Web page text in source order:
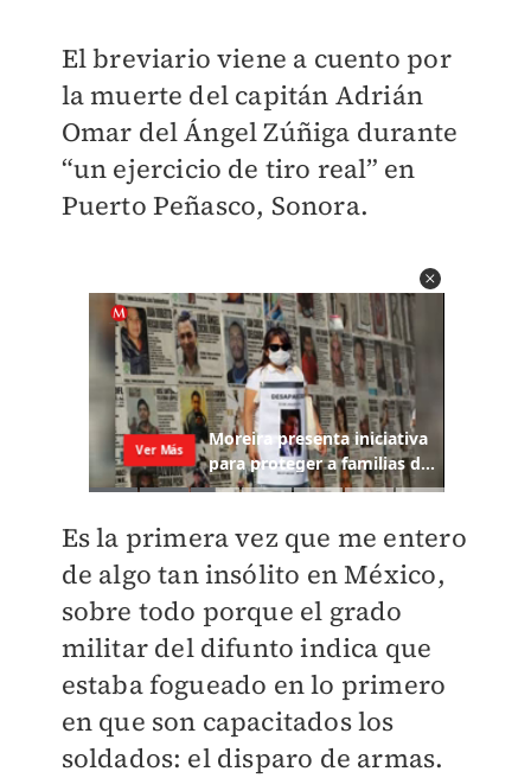
El breviario viene a cuento por
la muerte del capitán Adrián
Omar del Ángel Zúñiga durante
“un ejercicio de tiro real” en
Puerto Peñasco, Sonora.
Es la primera vez que me entero
de algo tan insólito en México,
sobre todo porque el grado
militar del difunto indica que
estaba fogueado en lo primero
en que son capacitados los
soldados: el disparo de armas.